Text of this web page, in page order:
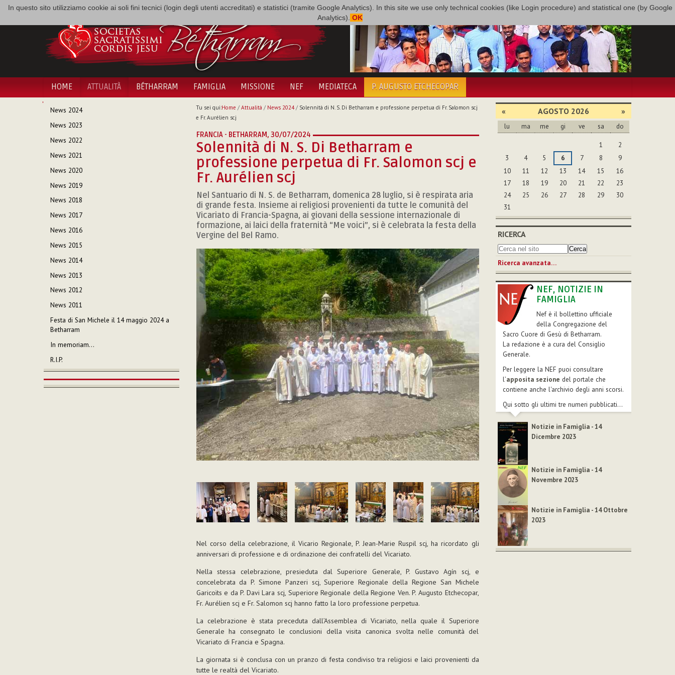
In questo sito utilizziamo cookie ai soli fini tecnici (login degli utenti accreditati) e statistici (tramite Google Analytics). In this site we use only technical cookies (like Login procedure) and statistical one (by Google
Analytics). OK
HOME ATTUALITÀ BÉTHARRAM FAMIGLIA MISSIONE NEF MEDIATECA P. AUGUSTO ETCHECOPAR
NAVIGAZIONE
News 2024
News 2023
News 2022
News 2021
News 2020
News 2019
News 2018
News 2017
News 2016
News 2015
News 2014
News 2013
News 2012
News 2011
Festa di San Michele il 14 maggio 2024 a
Betharram
In memoriam…
R.I.P.
Tu sei qui:Home / Attualità / News 2024/ Solennità di N. S. Di Betharram e professione perpetua di Fr. Salomon scj
e Fr. Aurélien scj
FRANCIA - BETHARRAM, 30/07/2024
Solennità di N. S. Di Betharram e
professione perpetua di Fr. Salomon scj e
Fr. Aurélien scj
Nel Santuario di N. S. de Betharram, domenica 28 luglio, si è respirata aria
di grande festa. Insieme ai religiosi provenienti da tutte le comunità del
Vicariato di Francia-Spagna, ai giovani della sessione internazionale di
formazione, ai laici della fraternità “Me voici”, si è celebrata la festa della
Vergine del Bel Ramo.
Nel corso della celebrazione, il Vicario Regionale, P. Jean-Marie Ruspil scj, ha ricordato gli
anniversari di professione e di ordinazione dei confratelli del Vicariato.
Nella stessa celebrazione, presieduta dal Superiore Generale, P. Gustavo Agín scj, e
concelebrata da P. Simone Panzeri scj, Superiore Regionale della Regione San Michele
Garicoïts e da P. Davi Lara scj, Superiore Regionale della Regione Ven. P. Augusto Etchecopar,
Fr. Aurélien scj e Fr. Salomon scj hanno fatto la loro professione perpetua.
La celebrazione è stata preceduta dall’Assemblea di Vicariato, nella quale il Superiore
Generale ha consegnato le conclusioni della visita canonica svolta nelle comunità del
Vicariato di Francia e Spagna.
La giornata si è conclusa con un pranzo di festa condiviso tra religiosi e laici provenienti da
tutte le realtà del Vicariato.
« AGOSTO 2026 »
lu ma me gi ve sa do
1
2
3
4 5 6 7 8
9
10
11 12 13 14 15
16
17
18 19 20 21 22
23
24
25 26 27 28 29
30
31
RICERCA
Ricerca avanzata…
NEF, NOTIZIE IN
FAMIGLIA
Nef è il bollettino ufficiale
della Congregazione del
Sacro Cuore di Gesù di Betharram.
La redazione è a cura del Consiglio
Generale.
Per leggere la NEF puoi consultare
l’apposita sezione del portale che
contiene anche l'archivio degli anni scorsi.
Qui sotto gli ultimi tre numeri pubblicati...
Notizie in Famiglia - 14
Dicembre 2023
Notizie in Famiglia - 14
Novembre 2023
Notizie in Famiglia - 14 Ottobre
2023